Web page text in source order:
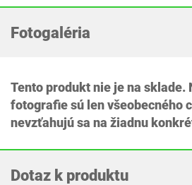
Fotogaléria
Tento produkt nie je na sklade.
fotografie sú len všeobecného
nevzťahujú sa na žiadnu
Dotaz k produktu